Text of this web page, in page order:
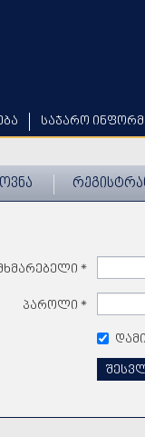
საჯარო
*
პაროლი *